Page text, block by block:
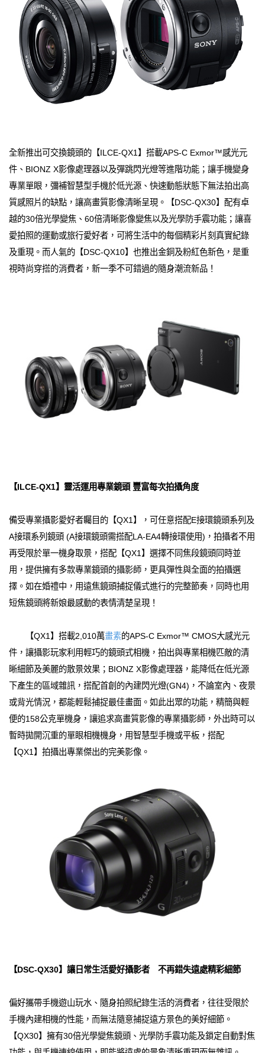
全新推出可交換鏡頭的【ILCE-QX1】搭載APS-C Exmor™感光元
件、BIONZ X影像處理器以及彈跳閃光燈等進階功能；讓手機變身
專業單眼，彌補智慧型手機於低光源、快速動態狀態下無法拍出高
質感照片的缺點，讓高畫質影像清晰呈現。【DSC-QX30】配有卓
越的30倍光學變焦、60倍清晰影像變焦以及光學防手震功能；讓喜
愛拍照的運動或旅行愛好者，可將生活中的每個精彩片刻真實紀錄
及重現。而人氣的【DSC-QX10】也推出金銅及粉紅色新色，是重
視時尚穿搭的消費者，新一季不可錯過的隨身潮流新品！
【ILCE-QX1】靈活運用專業鏡頭 豐富每次拍攝角度
備受專業攝影愛好者矚目的【QX1】，可任意搭配E接環鏡頭系列及
A接環系列鏡頭 (A接環鏡頭需搭配LA-EA4轉接環使用)，拍攝者不用
再受限於單一機身取景，搭配【QX1】選擇不同焦段鏡頭同時並
用，提供擁有多款專業鏡頭的攝影師，更具彈性與全面的拍攝選
擇。如在婚禮中，用遠焦鏡頭捕捉儀式進行的完整節奏，同時也用
短焦鏡頭將新娘最感動的表情清楚呈現！
【QX1】搭載2,010萬畫素的APS-C Exmor™ CMOS大感光元
件，讓攝影玩家利用輕巧的鏡頭式相機，拍出與專業相機匹敵的清
晰細節及美麗的散景效果；BIONZ X影像處理器，能降低在低光源
下產生的區域雜訊，搭配首創的內建閃光燈(GN4)，不論室內、夜景
或背光情況，都能輕鬆捕捉最佳畫面。如此出眾的功能，精簡與輕
便的158公克單機身，讓追求高畫質影像的專業攝影師，外出時可以
暫時拋開沉重的單眼相機機身，用智慧型手機或平板，搭配
【QX1】拍攝出專業傑出的完美影像。
【DSC-QX30】讓日常生活愛好攝影者 不再錯失遠處精彩細節
偏好攜帶手機遊山玩水、隨身拍照紀錄生活的消費者，往往受限於
手機內建相機的性能，而無法隨意捕捉遠方景色的美好細節。
【QX30】擁有30倍光學變焦鏡頭、光學防手震功能及鎖定自動對焦